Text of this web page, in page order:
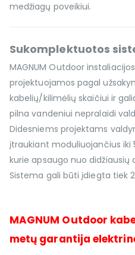
medžiagų poveikiui.
Sukomplektuotos
MAGNUM Outdoor
projektuojamos pagal
kabelių/kilimėlių skaičiui ir
pilna vandeniui nepralaidi
Didesniems projektams
įtraukiant moduliuojančius iki
kurie apsaugo nuo didžiausių
Sistema gali būti įdiegta tiek
MAGNUM Outdoor
metų garantija